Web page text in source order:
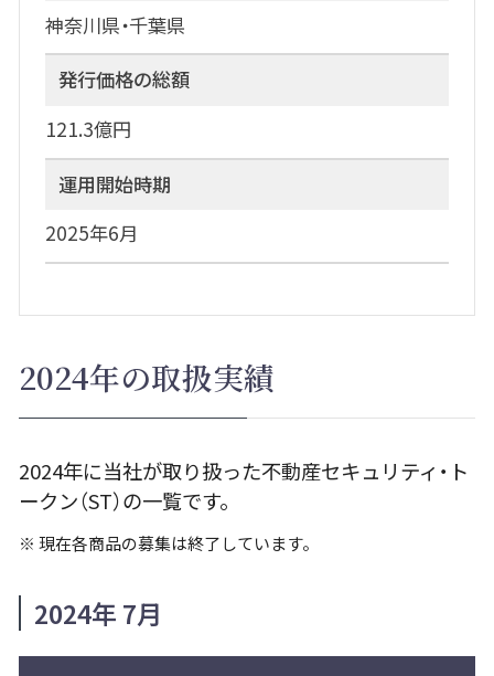
神奈川県・千葉県
発行価格の総額
121.3億円
運用開始時期
2025年6月
2024年の取扱実績
2024年に当社が取り扱った不動産セキュリティ・ト
ークン（ST）の一覧です。
※ 現在各商品の募集は終了しています。
2024年 7月